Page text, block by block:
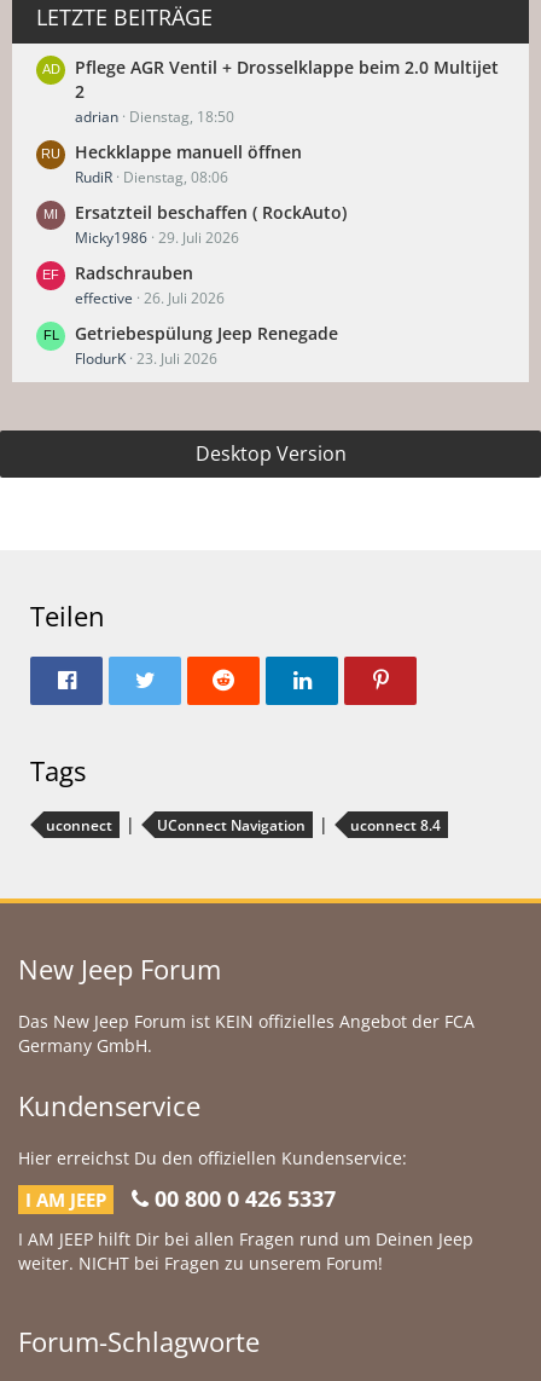
LETZTE BEITRÄGE
Pflege AGR Ventil + Drosselklappe beim 2.0 Multijet
2
adrian Dienstag, 18:50
Heckklappe manuell öffnen
RudiR Dienstag, 08:06
Ersatzteil beschaffen ( RockAuto)
Micky1986 29. Juli 2026
Radschrauben
effective 26. Juli 2026
Getriebespülung Jeep Renegade
FlodurK 23. Juli 2026
Desktop Version
Teilen
Tags
uconnect UConnect Navigation uconnect 8.4
New Jeep Forum
Das New Jeep Forum ist KEIN offizielles Angebot der FCA
Germany GmbH.
Kundenservice
Hier erreichst Du den offiziellen Kundenservice:
I AM JEEP 00 800 0 426 5337
I AM JEEP hilft Dir bei allen Fragen rund um Deinen Jeep
weiter. NICHT bei Fragen zu unserem Forum!
Forum-Schlagworte